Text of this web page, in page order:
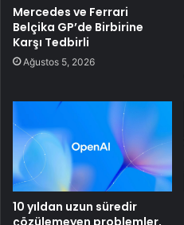
Mercedes ve Ferrari
Belçika GP’de Birbirine
Karşı Tedbirli
Ağustos 5, 2026
10 yıldan uzun süredir
çözülemeyen problemler,